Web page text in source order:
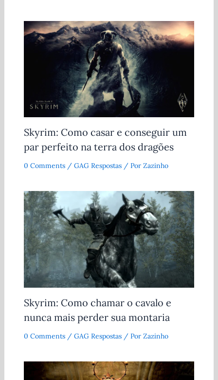
Skyrim: Como casar e conseguir um
par perfeito na terra dos dragões
0 Comments / GAG Respostas/ Por Zazinho
Skyrim: Como chamar o cavalo e
nunca mais perder sua montaria
0 Comments / GAG Respostas/ Por Zazinho